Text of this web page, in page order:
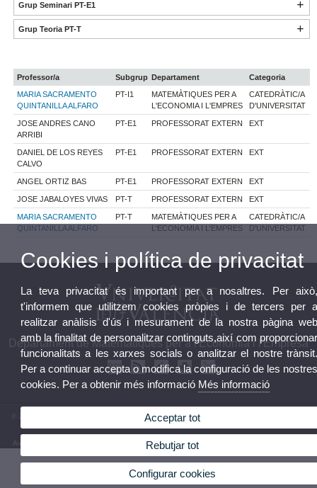
Grup Seminari PT-E1
Grup Teoria PT-T
Professor/a Subgrup Departament
Categoria
MARIA SACRAMENTO
QUINTANILLA ALFARO
PT-I1
MATEMÀTIQUES PER A
L'ECONOMIA I L'EMPRES
CATEDRÀTIC/A
D'UNIVERSITAT
JOSE ANDRES CANO
ARRIBI
PT-E1 PROFESSORAT EXTERN EXT
DANIEL DE LOS REYES
CALVO
PT-E1 PROFESSORAT EXTERN EXT
ANGEL ORTIZ BAS PT-E1 PROFESSORAT EXTERN EXT
JOSE JABALOYES VIVAS PT-T PROFESSORAT EXTERN EXT
MARIA SACRAMENTO
QUINTANILLA ALFARO
PT-T
MATEMÀTIQUES PER A
L'ECONOMIA I L'EMPRES
CATEDRÀTIC/A
D'UNIVERSITAT
Departament de Matemàtiques per a l'Economia i l'Empresa
© 2026 UV. - Campus de Tarongers. Edifici Departamental Oriental.Telèfon: (+34) 96 382 83
Avís legal Política privacitat|Cookies |Transparència
Cookies i política de privacitat
La teva privacitat és important per a nosaltres. Per
t'informem que utilitzem cookies pròpies i de tercers per
realitzar anàlisis d'ús i mesurament de la nostra pàgina
amb la finalitat de personalitzar continguts,així com
funcionalitats a les xarxes socials o analitzar el nostre
Per a continuar accepta o modifica la configuració de les
cookies. Per a obtenir més informació Més informació
Acceptar tot
Rebutjar tot
Configurar cookies